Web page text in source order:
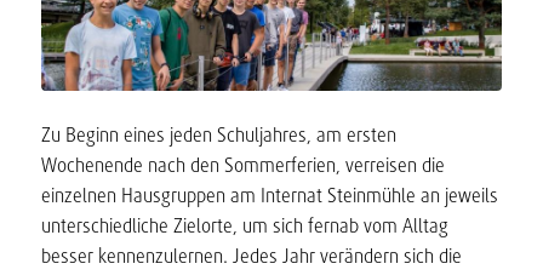
Zu Beginn eines jeden Schuljahres, am ersten
Wochenende nach den Sommerferien, verreisen die
einzelnen Hausgruppen am Internat Steinmühle an jeweils
unterschiedliche Zielorte, um sich fernab vom Alltag
besser kennenzulernen. Jedes Jahr verändern sich die